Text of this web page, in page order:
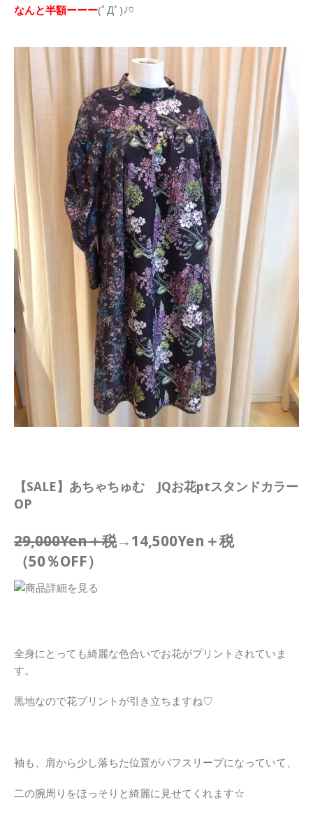
なんと半額ーーー(ﾟДﾟ)ﾉ♡
【SALE】あちゃちゅむ JQお花ptスタンドカラー
OP
29,000Yen＋税→14,500Yen＋税
（50％OFF）
全身にとっても綺麗な色合いでお花がプリントされていま
す。
黒地なので花プリントが引き立ちますね♡
袖も、肩から少し落ちた位置がパフスリーブになっていて、
二の腕周りをほっそりと綺麗に見せてくれます☆